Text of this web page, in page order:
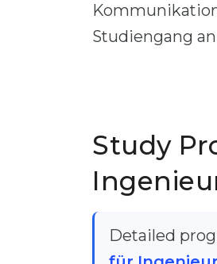
Studiengang
Study
Detailed